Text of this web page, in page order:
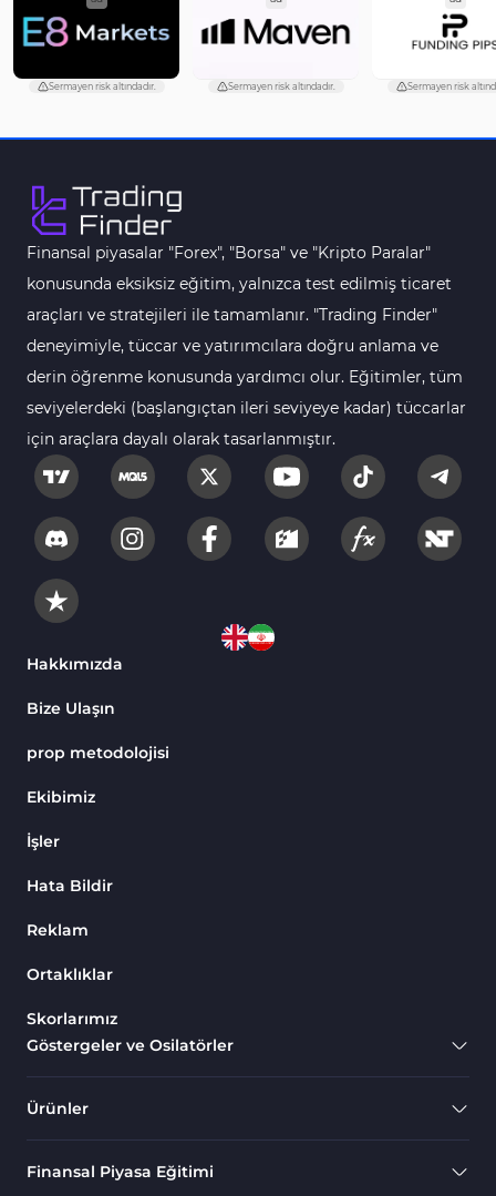
Sermayen risk altındadır. Sermayen risk altındadır. Sermayen risk
Finansal piyasalar "Forex", "Borsa" ve "Kripto Paralar"
konusunda eksiksiz eğitim, yalnızca test edilmiş ticaret
araçları ve stratejileri ile tamamlanır. "Trading Finder"
deneyimiyle, tüccar ve yatırımcılara doğru anlama ve
derin öğrenme konusunda yardımcı olur. Eğitimler, tüm
seviyelerdeki (başlangıçtan ileri seviyeye kadar) tüccarlar
için araçlara dayalı olarak tasarlanmıştır.
Hakkımızda
Bize Ulaşın
prop metodolojisi
Ekibimiz
İşler
Hata Bildir
Reklam
Ortaklıklar
Skorlarımız
Göstergeler ve Osilatörler
Ürünler
Finansal Piyasa Eğitimi